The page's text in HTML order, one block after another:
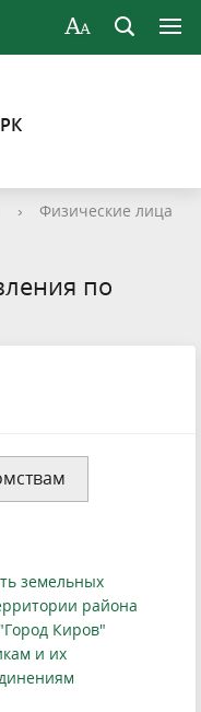
›
Физические лица
по
земельных
района
Киров"
и их